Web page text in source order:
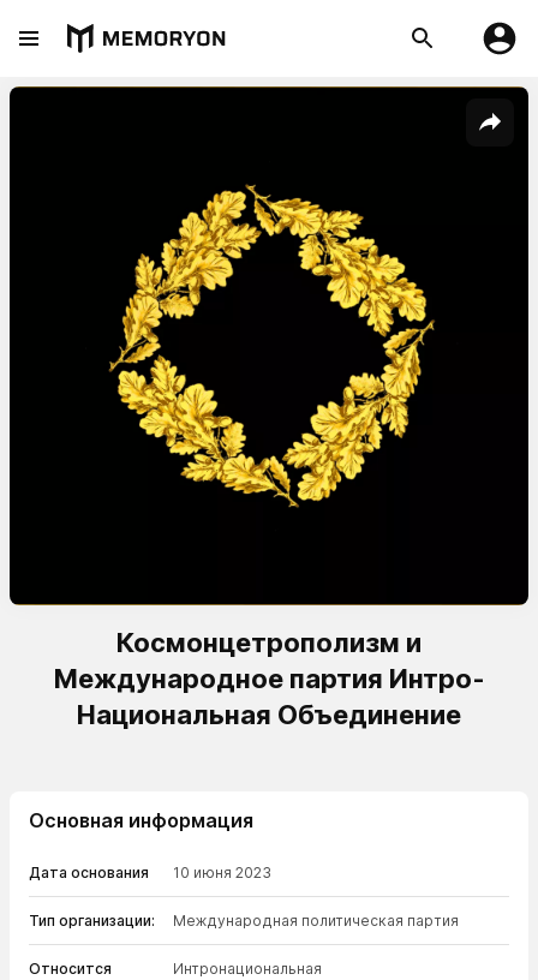
Космонцетрополизм и
Международное партия Интро-
Национальная Объединение
Основная информация
Дата основания 10 июня 2023
Тип организации: Международная политическая партия
Относится Интронациональная